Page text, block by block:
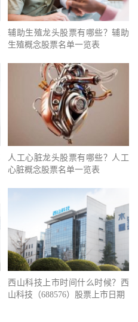
辅助生殖龙头股票有哪些？辅助
生殖概念股票名单一览表
人工心脏龙头股票有哪些？人工
心脏概念股票名单一览表
西山科技上市时间什么时候？西
山科技（688576）股票上市日期